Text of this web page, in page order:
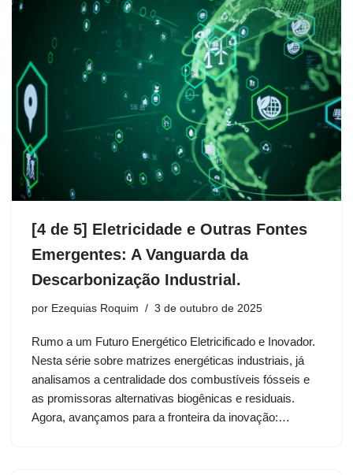
[4 de 5] Eletricidade e Outras Fontes
Emergentes: A Vanguarda da
Descarbonização Industrial.
por Ezequias Roquim 3 de outubro de 2025
Rumo a um Futuro Energético Eletricificado e Inovador.
Nesta série sobre matrizes energéticas industriais, já
analisamos a centralidade dos combustíveis fósseis e
as promissoras alternativas biogênicas e residuais.
Agora, avançamos para a fronteira da inovação:…